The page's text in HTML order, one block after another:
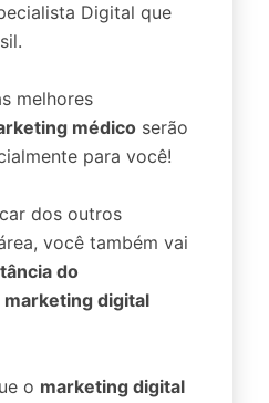
Digital que
melhores
médico serão
para você!
dos outros
você também vai
do
digital
o marketing digital